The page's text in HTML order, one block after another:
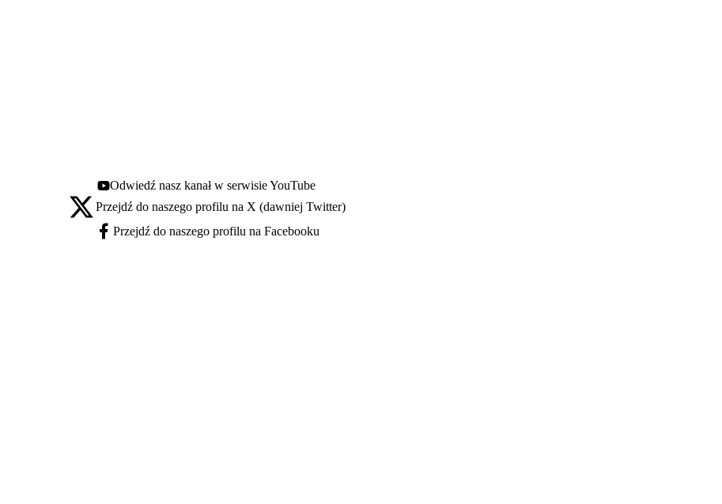
Youtube - otwiera się w nowej karcie
Odwiedź nasz kanał w serwisie YouTube
X - otwiera się w nowej karcie
Przejdź do naszego profilu na X (dawniej Twitter)
Facebook - otwiera się w nowej karcie
Przejdź do naszego profilu na Facebooku